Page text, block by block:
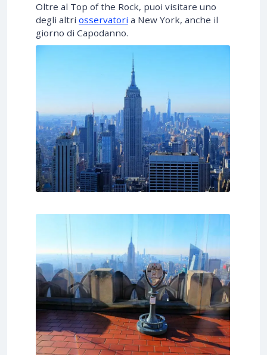
Oltre al Top of the Rock, puoi visitare uno
degli altri osservatori a New York, anche il
giorno di Capodanno.